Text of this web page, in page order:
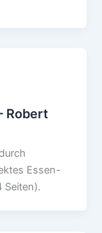
Robert
Essen-
Seiten).